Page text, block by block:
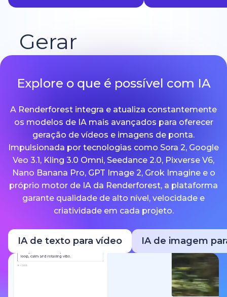
Gerar
Explore o que é possível com IA
A Renderforest integra e atualiza constantemente
os modelos de IA mais avançados para oferecer
geração de vídeos e imagens de ponta.
Impulsionada por tecnologias como Sora 2, Google
Veo 3.1, Kling 3.0 Omni, Seedance 2.0, Pixverse V6,
Nano Banana Pro, GPT Image 2, Grok Imagine e o
próprio motor de IA da Renderforest, a plataforma
garante qualidade de alto nível, velocidade e
criatividade em cada projeto.
IA de texto para vídeo IA de imagem